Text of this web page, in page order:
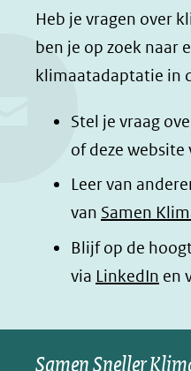
a
b
o
o
(opent
in
nieuw
venster)
naar
een
d
I
(opent
in
nieuw
naar
een
h
t
a
p
in
een
l
l
Heb je vragen over
ben je op zoek naar
klimaatadaptatie in
Stel je vraag
of deze website
Leer van
van Samen
Blijf op de
via LinkedIn en
Samen Sneller